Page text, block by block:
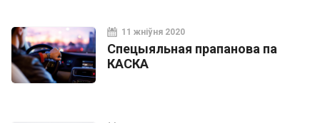
11 жніўня 2020
Спецыяльная прапанова па
КАСКА